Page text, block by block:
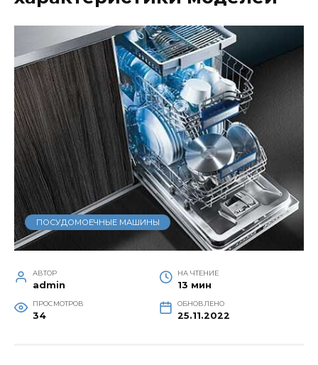
ПОСУДОМОЕЧНЫЕ МАШИНЫ
АВТОР
admin
НА ЧТЕНИЕ
13 мин
ПРОСМОТРОВ
34
ОБНОВЛЕНО
25.11.2022